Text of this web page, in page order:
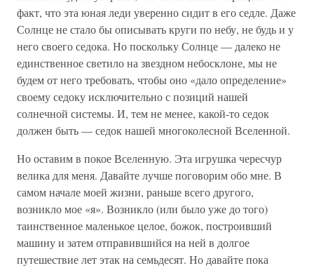
факт, что эта юная леди уверенно сидит в его седле. Даже
Солнце не стало бы описывать круги по небу, не будь и у
него своего седока. Но поскольку Солнце — далеко не
единственное светило на звездном небосклоне, мы не
будем от него требовать, чтобы оно «дало определение»
своему седоку исключительно с позиций нашей
солнечной системы. И, тем не менее, какой-то седок
должен быть — седок нашей многоколесной Вселенной.
Но оставим в покое Вселенную. Эта игрушка чересчур
велика для меня. Давайте лучше поговорим обо мне. В
самом начале моей жизни, раньше всего другого,
возникло мое «я». Возникло (или было уже до того)
таинственное маленькое целое, божок, построивший
машину и затем отправившийся на ней в долгое
путешествие лет этак на семьдесят. Но давайте пока